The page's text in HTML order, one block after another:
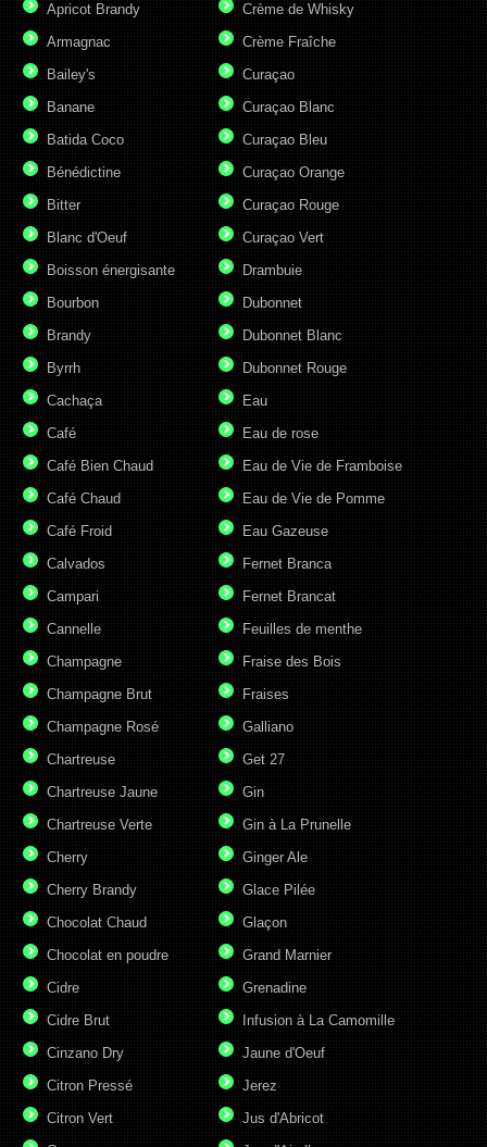
Apricot Brandy
Armagnac
Bailey's
Banane
Batida Coco
Bénédictine
Bitter
Blanc d'Oeuf
Boisson énergisante
Bourbon
Brandy
Byrrh
Cachaça
Café
Café Bien Chaud
Café Chaud
Café Froid
Calvados
Campari
Cannelle
Champagne
Champagne Brut
Champagne Rosé
Chartreuse
Chartreuse Jaune
Chartreuse Verte
Cherry
Cherry Brandy
Chocolat Chaud
Chocolat en poudre
Cidre
Cidre Brut
Cinzano Dry
Citron Pressé
Citron Vert
Crème de Whisky
Crème Fraîche
Curaçao
Curaçao Blanc
Curaçao Bleu
Curaçao Orange
Curaçao Rouge
Curaçao Vert
Drambuie
Dubonnet
Dubonnet Blanc
Dubonnet Rouge
Eau
Eau de rose
Eau de Vie de Framboise
Eau de Vie de Pomme
Eau Gazeuse
Fernet Branca
Fernet Brancat
Feuilles de menthe
Fraise des Bois
Fraises
Galliano
Get 27
Gin
Gin à La Prunelle
Ginger Ale
Glace Pilée
Glaçon
Grand Marnier
Grenadine
Infusion à La Camomille
Jaune d'Oeuf
Jerez
Jus d'Abricot